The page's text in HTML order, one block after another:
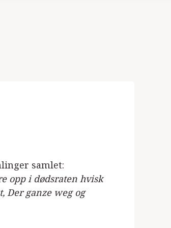
samlet:
opp i dødsraten hvisk
Der ganze weg og